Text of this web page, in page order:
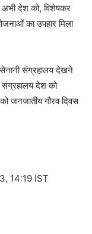
देश को, विशेषकर
का उपहार मिला
सेनानी संग्रहालय देखने
देश को
जनजातीय गौरव दिवस
14:19 IST